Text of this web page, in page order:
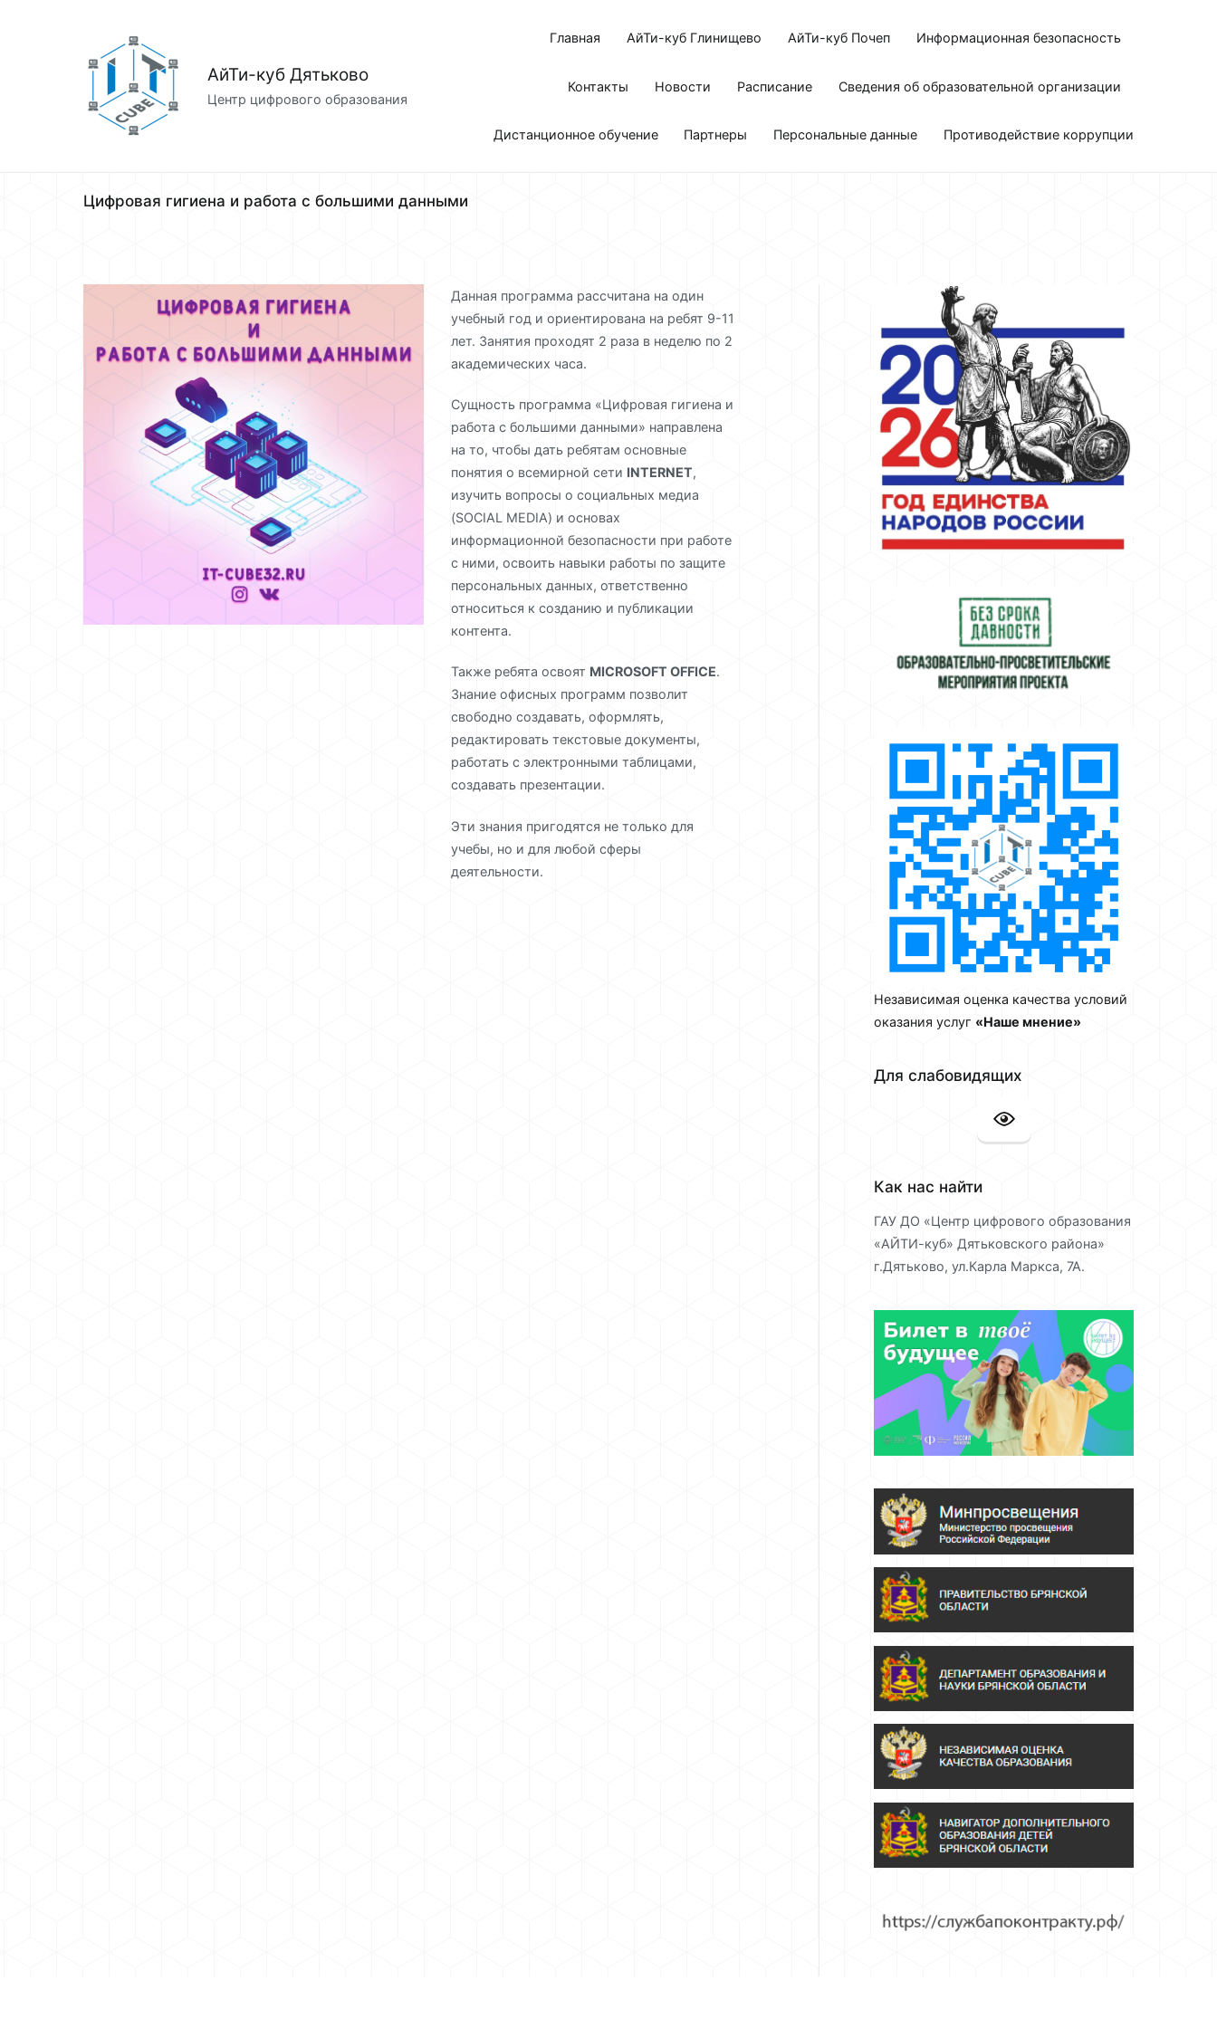
содержимому
АйТи-куб Дятьково
Центр цифрового образования
Главная АйТи-куб Глинищево АйТи-куб Почеп Информационная безопасность
Контакты Новости Расписание Сведения об образовательной организации
Дистанционное обучение Партнеры Персональные данные Противодействие коррупции
Цифровая гигиена и работа с большими данными
Данная программа рассчитана на один
учебный год и ориентирована на ребят 9-11
лет. Занятия проходят 2 раза в неделю по 2
академических часа.
Сущность программа «Цифровая гигиена и
работа с большими данными» направлена
на то, чтобы дать ребятам основные
понятия о всемирной сети INTERNET,
изучить вопросы о социальных медиа
(SOCIAL MEDIA) и основах
информационной безопасности при работе
с ними, освоить навыки работы по защите
персональных данных, ответственно
относиться к созданию и публикации
контента.
Также ребята освоят MICROSOFT OFFICE.
Знание офисных программ позволит
свободно создавать, оформлять,
редактировать текстовые документы,
работать с электронными таблицами,
создавать презентации.
Эти знания пригодятся не только для
учебы, но и для любой сферы
деятельности.
Независимая оценка качества условий
оказания услуг «Наше мнение»
Для слабовидящих
Как нас найти
ГАУ ДО «Центр цифрового образования
«АЙТИ-куб» Дятьковского района»
г.Дятьково, ул.Карла Маркса, 7А.